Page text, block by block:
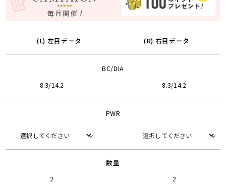
(L) 左目データ (R) 右目データ
BC/DIA
8.3/14.2 8.3/14.2
PWR
数量
2 2